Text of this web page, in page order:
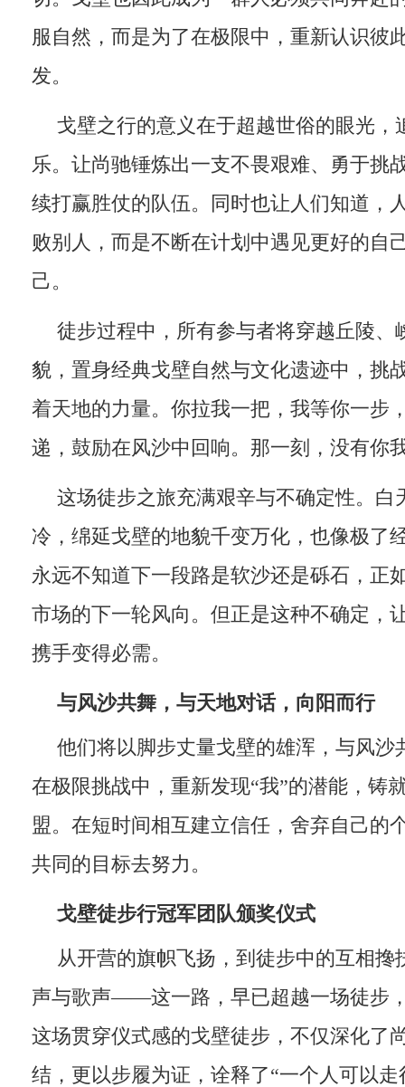
服自然，而是为了在极限中，重新认识彼
发。
戈壁之行的意义在于超越世俗的眼光，
乐。让尚驰锤炼出一支不畏艰难、勇于挑
续打赢胜仗的队伍。同时也让人们知道，
败别人，而是不断在计划中遇见更好的自
己。
徒步过程中，所有参与者将穿越丘陵、
貌，置身经典戈壁自然与文化遗迹中，挑
着天地的力量。你拉我一把，我等你一步
递，鼓励在风沙中回响。那一刻，没有你
这场徒步之旅充满艰辛与不确定性。白
冷，绵延戈壁的地貌千变万化，也像极了
永远不知道下一段路是软沙还是砾石，正
市场的下一轮风向。但正是这种不确定，
携手变得必需。
与风沙共舞，与天地对话，向阳而行
他们将以脚步丈量戈壁的雄浑，与风沙
在极限挑战中，重新发现“我”的潜能，铸
盟。在短时间相互建立信任，舍弃自己的
共同的目标去努力。
戈壁徒步行冠军团队颁奖仪式
从开营的旗帜飞扬，到徒步中的互相搀
声与歌声——这一路，早已超越一场徒步
这场贯穿仪式感的戈壁徒步，不仅深化了
结，更以步履为证，诠释了“一个人可以